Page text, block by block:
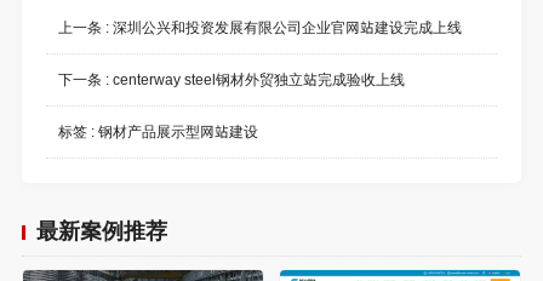
上一条 :深圳公兴和投资发展有限公司企业官网站建设完成上线
下一条 :centerway steel钢材外贸独立站完成验收上线
标签 :钢材产品展示型网站建设
最新案例推荐